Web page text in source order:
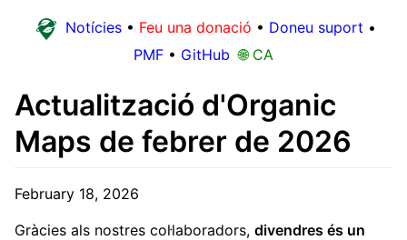
Notícies • Feu una donació • Doneu suport •
PMF • GitHub 🌐 CA
Actualització d'Organic
Maps de febrer de 2026
February 18, 2026
Gràcies als nostres col·laboradors, divendres és un